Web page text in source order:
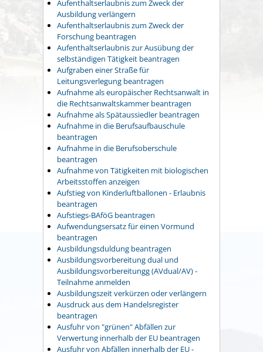
Aufenthaltserlaubnis zum Zweck der
Ausbildung verlängern
Aufenthaltserlaubnis zum Zweck der
Forschung beantragen
Aufenthaltserlaubnis zur Ausübung der
selbständigen Tätigkeit beantragen
Aufgraben einer Straße für
Leitungsverlegung beantragen
Aufnahme als europäischer Rechtsanwalt in
die Rechtsanwaltskammer beantragen
Aufnahme als Spätaussiedler beantragen
Aufnahme in die Berufsaufbauschule
beantragen
Aufnahme in die Berufsoberschule
beantragen
Aufnahme von Tätigkeiten mit biologischen
Arbeitsstoffen anzeigen
Aufstieg von Kinderluftballonen - Erlaubnis
beantragen
Aufstiegs-BAföG beantragen
Aufwendungsersatz für einen Vormund
beantragen
Ausbildungsduldung beantragen
Ausbildungsvorbereitung dual und
Ausbildungsvorbereitungg (AVdual/AV) -
Teilnahme anmelden
Ausbildungszeit verkürzen oder verlängern
Ausdruck aus dem Handelsregister
beantragen
Ausfuhr von "grünen" Abfällen zur
Verwertung innerhalb der EU beantragen
Ausfuhr von Abfällen innerhalb der EU -